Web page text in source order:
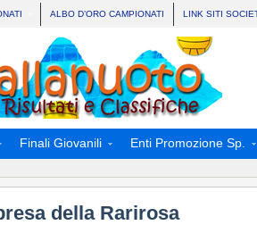
ALBO D’ORO CAMPIONATI LINK SITI
Finali Giovanili Enti Promozione Sp.
della Rarirosa